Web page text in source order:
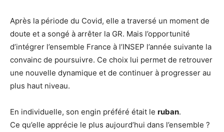
Après la période du Covid, elle a traversé un moment de
doute et a songé à arrêter la GR. Mais l’opportunité
d’intégrer l’ensemble France à l’INSEP l’année suivante la
convainc de poursuivre. Ce choix lui permet de retrouver
une nouvelle dynamique et de continuer à progresser au
plus haut niveau.
En individuelle, son engin préféré était le ruban.
Ce qu’elle apprécie le plus aujourd’hui dans l’ensemble ?